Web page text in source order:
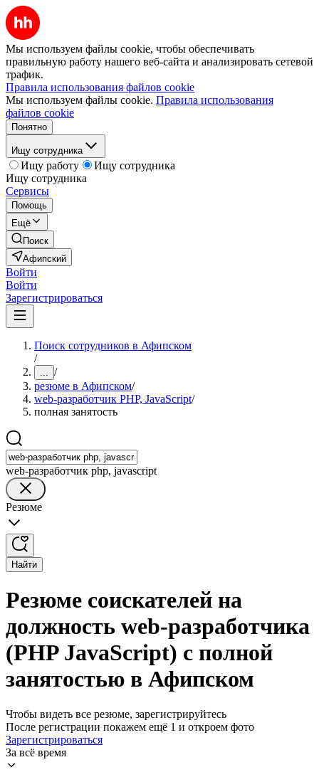
Мы используем файлы cookie, чтобы обеспечивать
правильную работу нашего веб-сайта и анализировать сетевой
трафик.
Правила использования файлов cookie
Мы используем файлы cookie. Правила использования
файлов cookie
Понятно
Ищу сотрудника
Ищу работу
Ищу сотрудника
Ищу сотрудника
Сервисы
Помощь
Ещё
Поиск
Афипский
Войти
Войти
Зарегистрироваться
Поиск сотрудников в Афипском
/
... /
резюме в Афипском/
web-разработчик PHP, JavaScript/
полная занятость
web-разработчик php, javascript
Резюме
Найти
Резюме соискателей на
должность web-разработчика
(PHP JavaScript) с полной
занятостью в Афипском
Чтобы видеть все резюме, зарегистрируйтесь
После регистрации покажем ещё 1 и откроем фото
Зарегистрироваться
За всё время